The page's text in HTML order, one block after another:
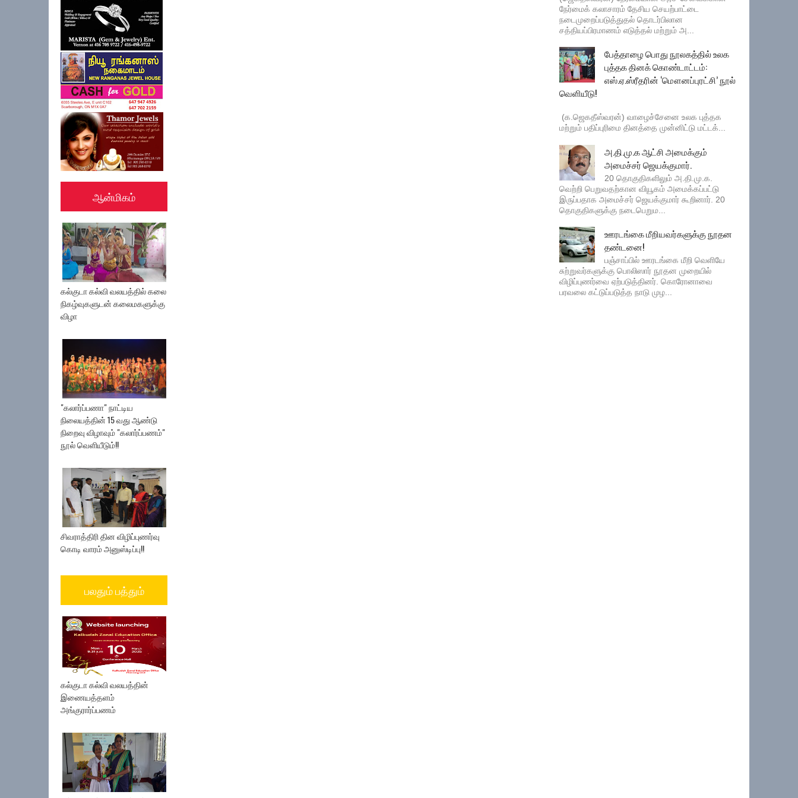
ஆன்மிகம்
கல்குடா கல்வி வலயத்தில் கலை
நிகழ்வுகளுடன் கலைமகளுக்கு
விழா
"கலார்ப்பணா" நாட்டிய
நிலையத்தின் 15 வது ஆண்டு
நிறைவு விழாவும் "கலார்ப்பணம்"
நூல் வெளியீடும்!!
சிவராத்திரி தின விழிப்புணர்வு
கொடி வாரம் அனுஸ்டிப்பு!!
பலதும் பத்தும்
கல்குடா கல்வி வலயத்தின்
இணையத்தளம்
அங்குரார்ப்பணம்
நேர்மைக் கலாசாரம் தேசிய செயற்பாட்டை
நடைமுறைப்படுத்துதல் தொடர்பிலான
சத்தியப்பிரமாணம் எடுத்தல் மற்றும் அ...
பேத்தாழை பொது நூலகத்தில் உலக
புத்தக தினக் கொண்டாட்டம்:
எஸ்.ஏ.ஸ்ரீதரின் ‘மௌனப்புரட்சி’ நூல்
வெளியீடு!
(க.ஜெகதீஸ்வரன்) வாழைச்சேனை உலக புத்தக
மற்றும் பதிப்புரிமை தினத்தை முன்னிட்டு மட்டக்...
அ.தி.மு.க ஆட்சி அமைக்கும்
அமைச்சர் ஜெயக்குமார்.
20 தொகுதிகளிலும் அ.தி.மு.க.
வெற்றி பெறுவதற்கான வியூகம் அமைக்கப்பட்டு
இருப்பதாக அமைச்சர் ஜெயக்குமார் கூறினார். 20
தொகுதிகளுக்கு நடைபெறும...
ஊரடங்கை மீறியவர்களுக்கு நூதன
தண்டனை!
பஞ்சாப்பில் ஊரடங்கை மீறி வெளியே
சுற்றுவர்களுக்கு பொலிஸார் நூதன முறையில்
விழிப்புணர்வை ஏற்படுத்தினர். கொரோனாவை
பரவலை கட்டுப்படுத்த நாடு முழ...